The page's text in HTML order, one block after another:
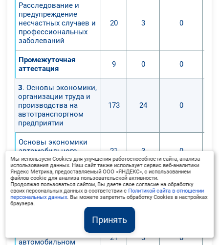
Расследование и
предупреждение
несчастных случаев и
профессиональных
заболеваний
20 3 0
Промежуточная
аттестация
9 0 0
3. Основы экономики,
организации труда и
производства на
автотранспортном
предприятии
173 24 0
Основы экономики
автомобильного
транспорта
21 3 0
Предприятие как
основной субъект
предпринимательской
деятельности
20 3 0
автомобильном
21 3 0
Принять
Мы используем Cookies для улучшения работоспособности сайта, анализа
использования данных. Наш сайт также использует сервис веб-аналитики
Яндекс Метрика, предоставляемый ООО «ЯНДЕКС», с использованием
файлов cookie для анализа пользовательской активности.
Продолжая пользоваться сайтом, Вы даете свое согласие на обработку
своих персональных данных в соответствии с Политикой сайта в отношении
персональных данных. Вы можете запретить обработку Cookies в настройках
браузера.